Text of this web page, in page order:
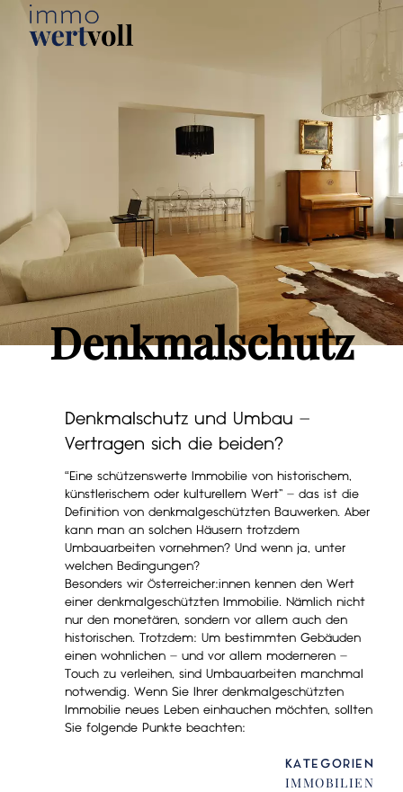
Denkmalschutz
Denkmalschutz und Umbau –
Vertragen sich die beiden?
“Eine schützenswerte Immobilie von historischem,
künstlerischem oder kulturellem Wert” – das ist die
Definition von denkmalgeschützten Bauwerken. Aber
kann man an solchen Häusern trotzdem
Umbauarbeiten vornehmen? Und wenn ja, unter
welchen Bedingungen?
Besonders wir Österreicher:innen kennen den Wert
einer denkmalgeschützten Immobilie. Nämlich nicht
nur den monetären, sondern vor allem auch den
historischen. Trotzdem: Um bestimmten Gebäuden
einen wohnlichen – und vor allem moderneren –
Touch zu verleihen, sind Umbauarbeiten manchmal
notwendig. Wenn Sie Ihrer denkmalgeschützten
Immobilie neues Leben einhauchen möchten, sollten
Sie folgende Punkte beachten:
KATEGORIEN
IMMOBILIEN